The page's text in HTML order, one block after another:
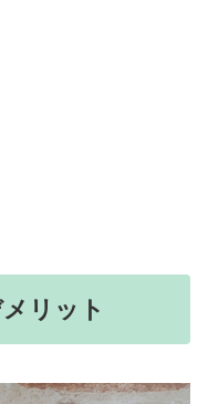
リット